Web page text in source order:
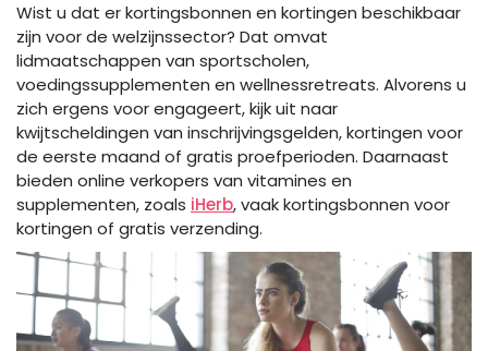
Wist u dat er kortingsbonnen en kortingen beschikbaar
zijn voor de welzijnssector? Dat omvat
lidmaatschappen van sportscholen,
voedingssupplementen en wellnessretreats. Alvorens u
zich ergens voor engageert, kijk uit naar
kwijtscheldingen van inschrijvingsgelden, kortingen voor
de eerste maand of gratis proefperioden. Daarnaast
bieden online verkopers van vitamines en
supplementen, zoals iHerb, vaak kortingsbonnen voor
kortingen of gratis verzending.